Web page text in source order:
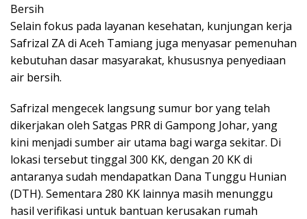
Bersih
Selain fokus pada layanan kesehatan, kunjungan kerja
Safrizal ZA di Aceh Tamiang juga menyasar pemenuhan
kebutuhan dasar masyarakat, khususnya penyediaan
air bersih.
Safrizal mengecek langsung sumur bor yang telah
dikerjakan oleh Satgas PRR di Gampong Johar, yang
kini menjadi sumber air utama bagi warga sekitar. Di
lokasi tersebut tinggal 300 KK, dengan 20 KK di
antaranya sudah mendapatkan Dana Tunggu Hunian
(DTH). Sementara 280 KK lainnya masih menunggu
hasil verifikasi untuk bantuan kerusakan rumah